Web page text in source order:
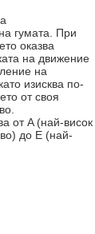
гумата. При
оказва
на движение
на
изисква по-
от своя
от A (най-висок
до E (най-